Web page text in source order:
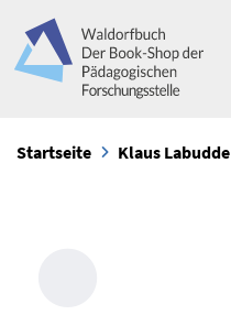
Startseite Klaus Labudde